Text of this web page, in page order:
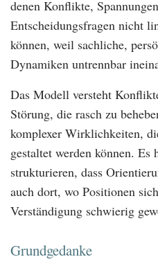
denen Konflikte,
Entscheidungsfragen nicht
können, weil sachliche,
Dynamiken untrennbar
Das Modell versteht
Störung, die rasch zu
komplexer Wirklichkeiten,
gestaltet werden können.
strukturieren, dass
auch dort, wo Positionen
Verständigung schwierig
Grundgedanke